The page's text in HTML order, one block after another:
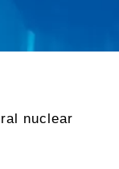
nuclear